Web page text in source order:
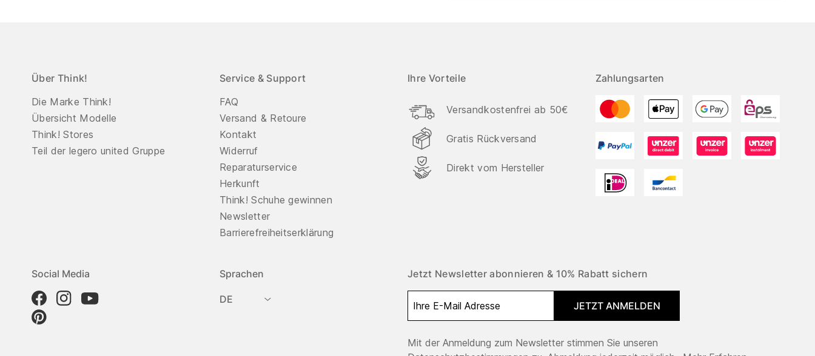
Über Think!
Die Marke Think!
Übersicht Modelle
Think! Stores
Teil der legero united Gruppe
Service & Support
FAQ
Versand & Retoure
Kontakt
Widerruf
Reparaturservice
Herkunft
Think! Schuhe gewinnen
Newsletter
Barrierefreiheitserklärung
Ihre Vorteile
Versandkostenfrei ab 50€
Gratis Rückversand
Direkt vom Hersteller
Zahlungsarten
Social Media Sprachen
DE
Jetzt Newsletter abonnieren & 10% Rabatt sichern
JETZT ANMELDEN
Mit der Anmeldung zum Newsletter stimmen Sie unseren